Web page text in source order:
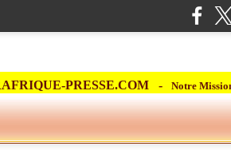
PRESSE.COM - Notre